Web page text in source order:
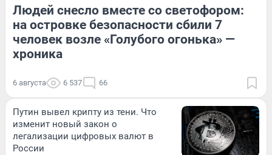
Людей снесло вместе со светофором:
на островке безопасности сбили 7
человек возле «Голубого огонька» —
хроника
6 августа 6 537 66
Путин вывел крипту из тени. Что
изменит новый закон о
легализации цифровых валют в
России